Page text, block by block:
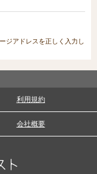
ジアドレスを正しく入力し
利用規約
会社概要